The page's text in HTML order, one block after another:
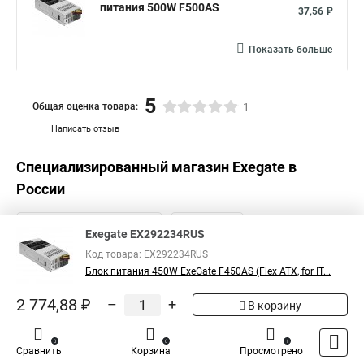
питания 500W F500AS
37,56 ₽
Показать больше
Написать отзыв
Общая оценка товара: 5 1
Специализированный магазин Exegate в
России
Exegate EX292234RUS
Код товара: EX292234RUS
Блок питания 450W ExeGate F450AS (Flex ATX, for IT...
2 774,88 ₽ – + В корзину
Сравнить
0
Корзина
0
Просмотрено
1